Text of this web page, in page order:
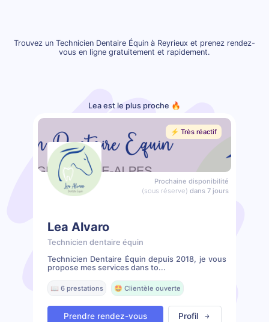
Trouvez un Technicien Dentaire Équin à Reyrieux et prenez rendez-
vous en ligne gratuitement et rapidement.
Lea est le plus proche 🔥
⚡️ Très réactif
Prochaine disponibilité
(sous réserve) dans 7 jours
Lea Alvaro
Technicien dentaire équin
Technicien Dentaire Équin depuis 2018, je vous
propose mes services dans to...
📖 6 prestations 🤩 Clientèle ouverte
Prendre rendez-vous Profil